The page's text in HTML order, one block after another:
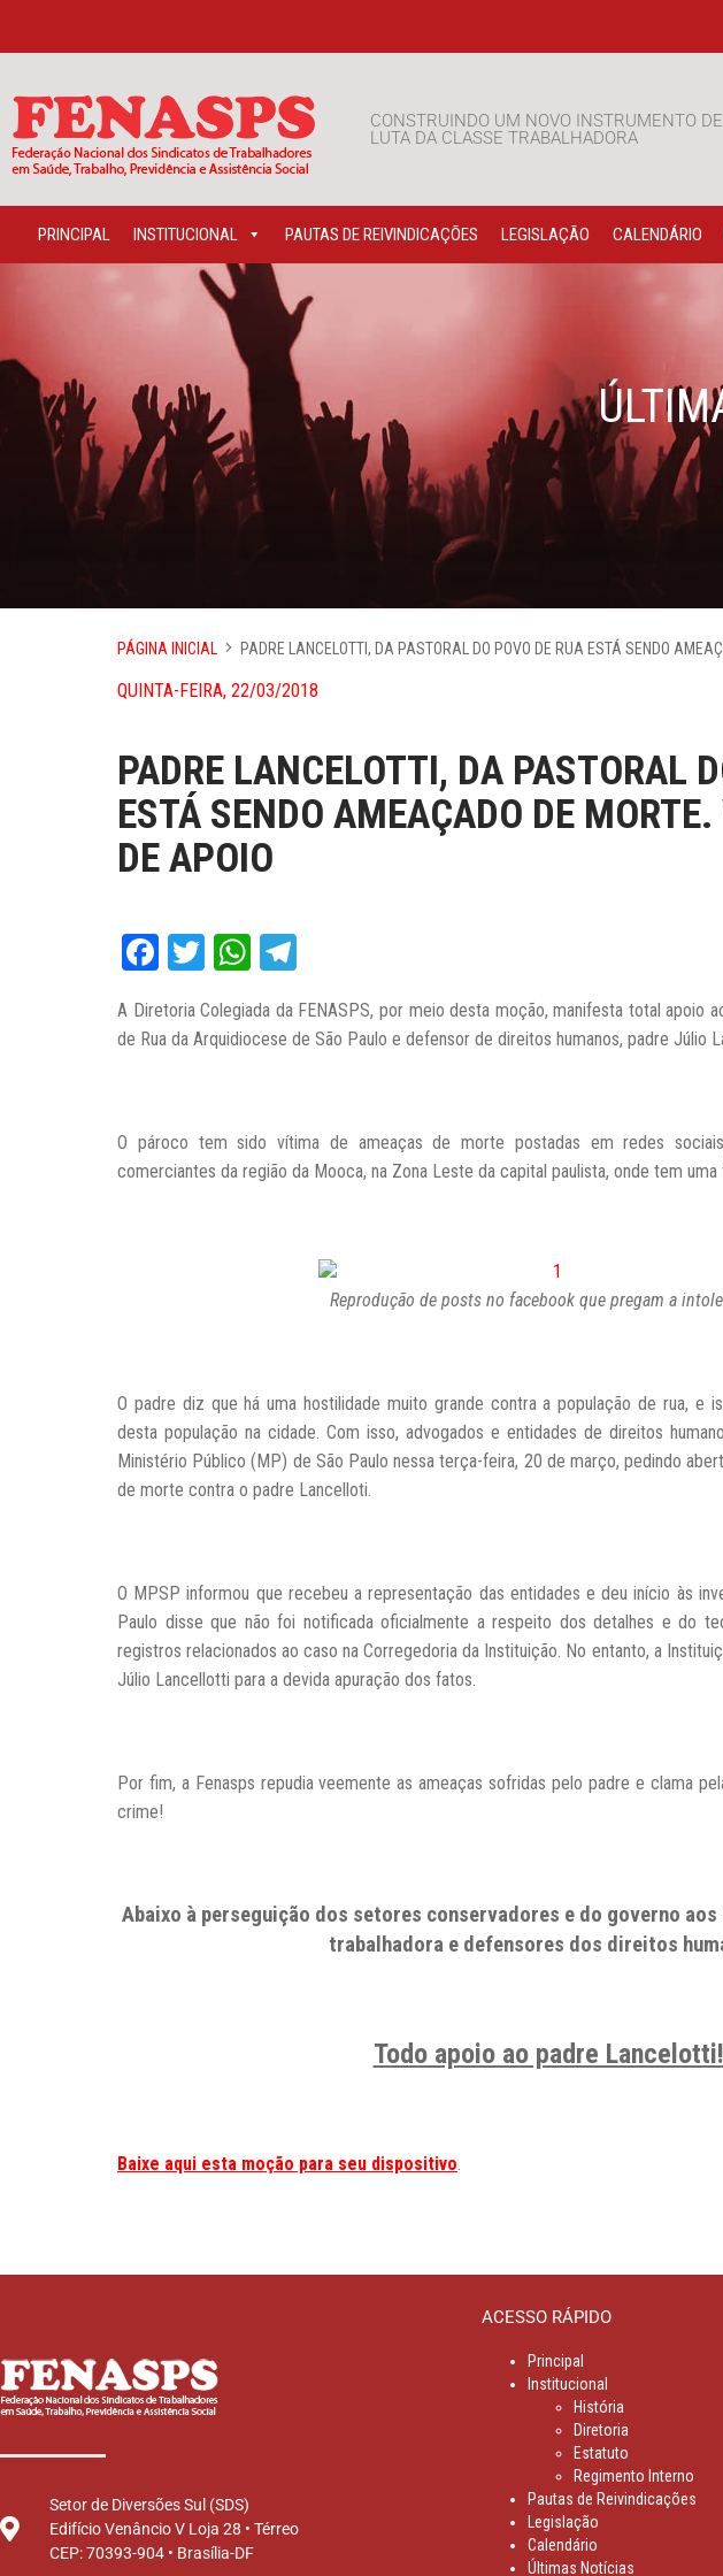
CONSTRUINDO UM NOVO INSTRUMENTO DE
LUTA DA CLASSE TRABALHADORA
PRINCIPAL INSTITUCIONAL PAUTAS DE REIVINDICAÇÕES LEGISLAÇÃO CALENDÁRIO
PÁGINA INICIAL PADRE LANCELOTTI, DA PASTORAL DO POVO DE RUA ESTÁ SENDO
QUINTA-FEIRA, 22/03/2018
PADRE LANCELOTTI, DA PASTORAL
ESTÁ SENDO AMEAÇADO DE
DE APOIO
Facebook
TwitterWhatsApp
A Diretoria Colegiada da FENASPS, por meio desta moção, manifesta total apoio
de Rua da Arquidiocese de São Paulo e defensor de direitos humanos, padre Júlio
O pároco tem sido vítima de ameaças de morte postadas em redes
comerciantes da região da Mooca, na Zona Leste da capital paulista, onde tem
Reprodução de posts no facebook que pregam a
O padre diz que há uma hostilidade muito grande contra a população de rua, e
desta população na cidade. Com isso, advogados e entidades de direitos
Ministério Público (MP) de São Paulo nessa terça-feira, 20 de março, pedindo
de morte contra o padre Lancelloti.
O MPSP informou que recebeu a representação das entidades e deu início às
Paulo disse que não foi notificada oficialmente a respeito dos detalhes e do
registros relacionados ao caso na Corregedoria da Instituição. No entanto, a
Júlio Lancellotti para a devida apuração dos fatos.
Por fim, a Fenasps repudia veemente as ameaças sofridas pelo padre e clama
crime!
Abaixo à perseguição dos setores conservadores e do governo
trabalhadora e defensores dos direitos
Todo apoio ao padre Lancelotti!
Baixe aqui esta moção para seu dispositivo.
Setor de Diversões Sul (SDS)
Edifício Venâncio V Loja 28 • Térreo
CEP: 70393-904 • Brasília-DF
ACESSO RÁPIDO
Principal
Institucional
História
Diretoria
Estatuto
Regimento Interno
Pautas de Reivindicações
Legislação
Calendário
Últimas Notícias